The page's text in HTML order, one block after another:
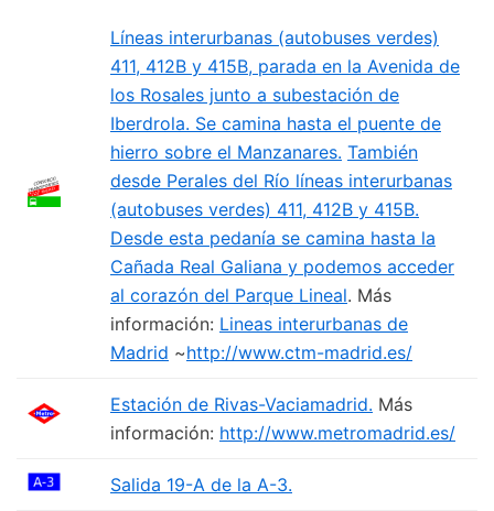
Líneas interurbanas (autobuses verdes)
411, 412B y 415B, parada en la Avenida de
los Rosales junto a subestación de
Iberdrola. Se camina hasta el puente de
hierro sobre el Manzanares. También
desde Perales del Río líneas interurbanas
(autobuses verdes) 411, 412B y 415B.
Desde esta pedanía se camina hasta la
Cañada Real Galiana y podemos acceder
al corazón del Parque Lineal. Más
información: Lineas interurbanas de
Madrid ~http://www.ctm-madrid.es/
Estación de Rivas-Vaciamadrid. Más
información: http://www.metromadrid.es/
Salida 19-A de la A-3.